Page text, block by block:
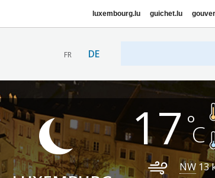
luxembourg.lu guichet.lu
FR DE
17
NW 13